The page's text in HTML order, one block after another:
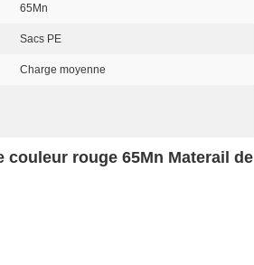
65Mn
Sacs PE
Charge moyenne
rouge 65Mn Materail de